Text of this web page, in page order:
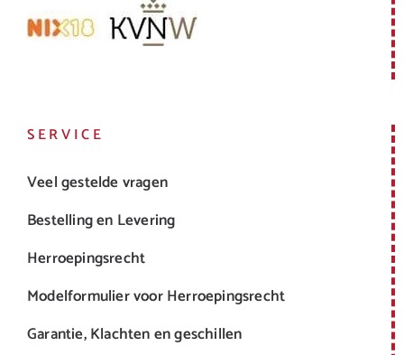
SERVICE
Veel gestelde vragen
Bestelling en Levering
Herroepingsrecht
Modelformulier voor Herroepingsrecht
Garantie, Klachten en geschillen